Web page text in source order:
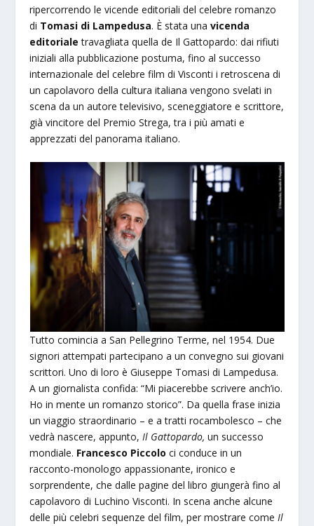
ripercorrendo le vicende editoriali del celebre romanzo
di Tomasi di Lampedusa. È stata unavicenda
editoriale travagliata quella de Il Gattopardo: dai rifiuti
iniziali alla pubblicazione postuma, fino al successo
internazionale del celebre film di Visconti i retroscena di
un capolavoro della cultura italiana vengono svelati in
scena da un autore televisivo, sceneggiatore e scrittore,
già vincitore del Premio Strega, tra i più amati e
apprezzati del panorama italiano.
Tutto comincia a San Pellegrino Terme, nel 1954. Due
signori attempati partecipano a un convegno sui giovani
scrittori. Uno di loro è Giuseppe Tomasi di Lampedusa.
A un giornalista confida: “Mi piacerebbe scrivere anch’io.
Ho in mente un romanzo storico”. Da quella frase inizia
un viaggio straordinario – e a tratti rocambolesco – che
vedrà nascere, appunto,Il Gattopardo, un successo
mondiale. Francesco Piccolo ci conduce in un
racconto-monologo appassionante, ironico e
sorprendente, che dalle pagine del libro giungerà fino al
capolavoro di Luchino Visconti. In scena anche alcune
delle più celebri sequenze del film, per mostrare comeIl